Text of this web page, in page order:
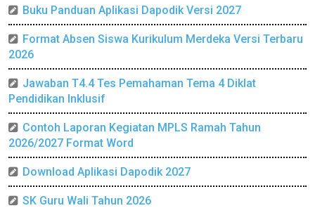
Buku Panduan Aplikasi Dapodik Versi 2027
Format Absen Siswa Kurikulum Merdeka Versi Terbaru
2026
Jawaban T4.4 Tes Pemahaman Tema 4 Diklat
Pendidikan Inklusif
Contoh Laporan Kegiatan MPLS Ramah Tahun
2026/2027 Format Word
Download Aplikasi Dapodik 2027
SK Guru Wali Tahun 2026